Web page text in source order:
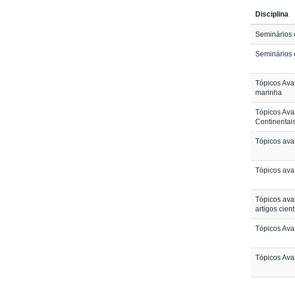
Disciplina
Seminários
Seminários
Tópicos
marinha
Tópicos
Tópicos
Tópicos
Tópicos
artigos
Tópicos
Tópicos